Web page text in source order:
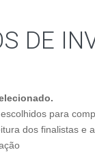
DE
para
dos finalistas e